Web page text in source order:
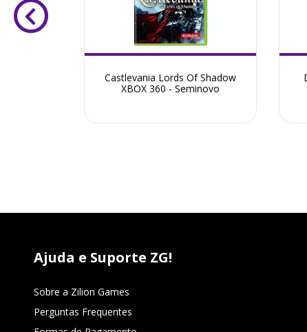
Castlevania Lords Of Shadow
XBOX 360 - Seminovo
Ajuda e Suporte ZG!
Sobre a Zilion Games
Perguntas Frequentes